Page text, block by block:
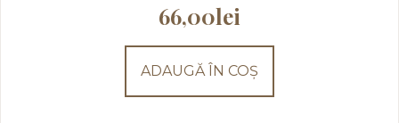
66,00lei
ADAUGĂ ÎN COȘ